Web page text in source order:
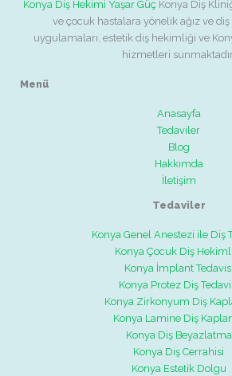
Konya Diş Hekimi Yaşar Güç Konya Diş
ve çocuk hastalara yönelik ağız ve diş
uygulamaları, estetik diş hekimliği ve
hizmetleri
Menü
Anasayfa
Tedaviler
Blog
Hakkımda
İletişim
Tedaviler
Konya Genel Anestezi ile Diş
Konya Çocuk Diş
Konya İmplant Tedavisi
Konya Protez Diş
Konya Zirkonyum Diş
Konya Lamine Diş
Konya Diş Beyazlatma
Konya Diş Cerrahisi
Konya Estetik Dolgu